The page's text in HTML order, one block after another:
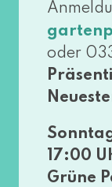
oder
17:00
Grüne